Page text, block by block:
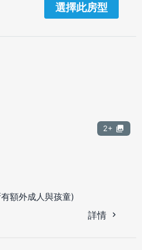
選擇此房型
2+
額外成人與孩童)
詳情